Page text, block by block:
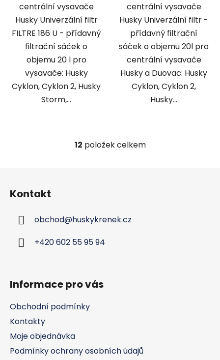
centrální vysavače
Husky Univerzální filtr
FILTRE 186 U - přídavný
filtrační sáček o
objemu 20 l pro
vysavače: Husky
Cyklon, Cyklon 2, Husky
Storm,...
centrální vysavače
Husky Univerzální filtr -
přídavný filtrační
sáček o objemu 20l pro
centrální vysavače
Husky a Duovac: Husky
Cyklon, Cyklon 2,
Husky...
O
c
í
u
12 položek celkem
Kontakt
obchod@huskykrenek.cz
+420 602 55 95 94
Informace pro vás
Obchodní podmínky
Kontakty
Moje objednávka
Podmínky ochrany osobních údajů